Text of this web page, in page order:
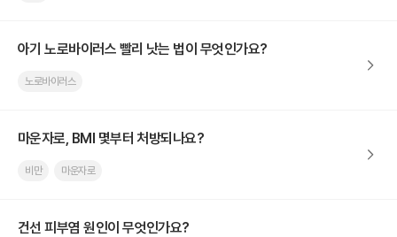
아기 노로바이러스 빨리 낫는 법이 무엇인가요?
노로바이러스
마운자로, BMI 몇부터 처방되나요?
비만 마운자로
건선 피부염 원인이 무엇인가요?